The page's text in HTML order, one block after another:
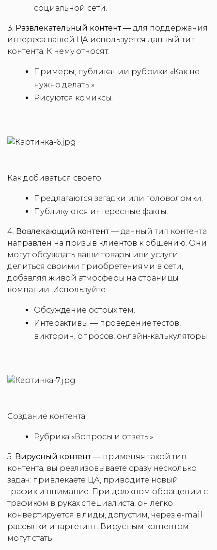
социальной сети.
3. Развлекательный контент —для поддержания
интереса вашей ЦА используется данный тип
контента. К нему относят:
Примеры, публикации рубрики «Как не
нужно делать.»
Рисуются комиксы.
Как добиваться своего
Предлагаются загадки или головоломки.
Публикуются интересные факты.
4. Вовлекающий контент — данный тип контента
направлен на призыв клиентов к общению. Они
могут обсуждать ваши товары или услуги,
делиться своими приобретениями в сети,
добавляя живой атмосферы на страницы
компании. Используйте:
Обсуждение острых тем.
Интерактивы — проведение тестов,
викторин, опросов, онлайн-калькуляторы.
Создание контента
Рубрика «Вопросы и ответы».
5. Вирусный контент — применяя такой тип
контента, вы реализовываете сразу несколько
задач: привлекаете ЦА, приводите новый
трафик и внимание. При должном обращении с
трафиком в руках специалиста, он легко
конвертируется в лиды, допустим, через e-mail
рассылки и таргетинг. Вирусным контентом
могут стать: